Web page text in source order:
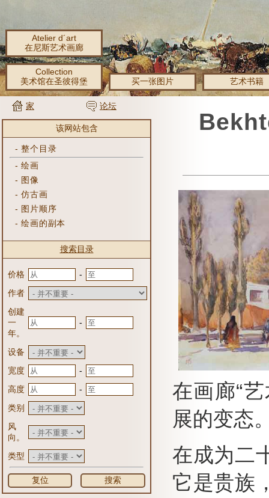
Atelier d´art
在尼斯艺术画廊
Collection
美术馆在圣彼得堡
买一张图片 艺术书籍
家 论坛
该网站包含
-整个目录
-绘画
- 图像
-仿古画
- 图片顺序
-绘画的副本
搜索目录
价格
-
作者
创建
一
年。
-
设备
宽度
-
高度
-
类别
风
向。
类型
复位 搜索
在画廊“
展的变态
在成为二
它是贵族